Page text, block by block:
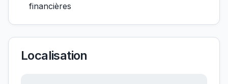
financières
Localisation